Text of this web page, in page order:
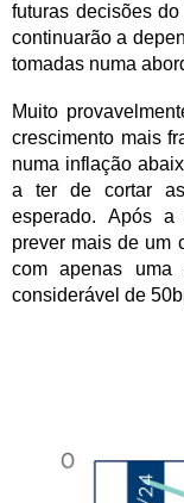
futuras decisões
continuarão a
tomadas numa
Muito
crescimento mais
numa inflação
a ter de cortar
esperado. Após a
prever mais de um
com apenas uma
considerável de